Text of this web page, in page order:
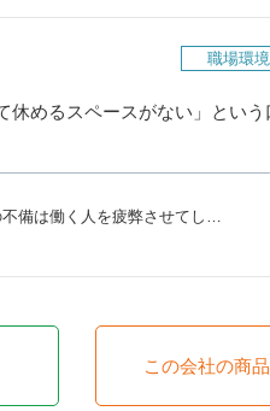
職場環境
休めるスペースがない」とい
備は働く人を疲弊させてし…
この会社の商